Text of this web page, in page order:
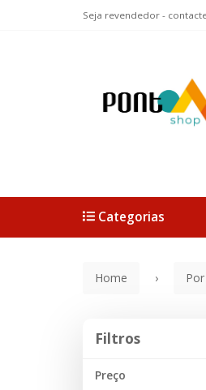
Seja revendedor -
Categorias
Home
Filtros
Preço